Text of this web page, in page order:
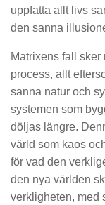
uppfatta allt livs
den sanna
Matrixens fall
process, allt
sanna natur och
systemen som
döljas längre.
värld som kaos
för vad den
den nya världen
verkligheten, med